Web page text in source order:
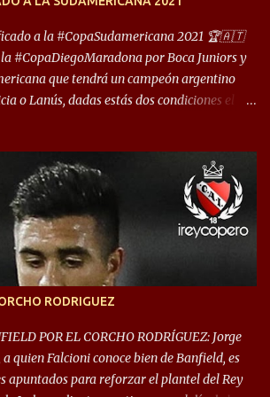
Moyano. “Creo que Avellaneda...
a la #CopaSudamericana 2021 🏆🇦🇹
#CopaDiegoMaradona por Boca Juniors y
que tendrá un campeón argentino
o Lanús, dadas estás dos condiciones el
grupos con 6 partidos, de los cuales sólo los
jugarán los 8vos. con los 3ros. mejores de
la #CopaLibertadores 2021. ¡Este año hay
⚽🇦🇹👑🏆.
RODRIGUEZ
POR EL CORCHO RODRÍGUEZ: Jorge
quien Falcioni conoce bien de Banfield, es
apuntados para reforzar el plantel del Rey